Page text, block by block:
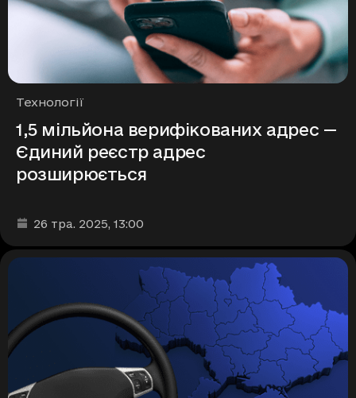
Рубрики
Технології
1,5 мільйона верифікованих адрес —
Єдиний реєстр адрес
розширюється
Дата та час публікації
26 тра. 2025, 13:00